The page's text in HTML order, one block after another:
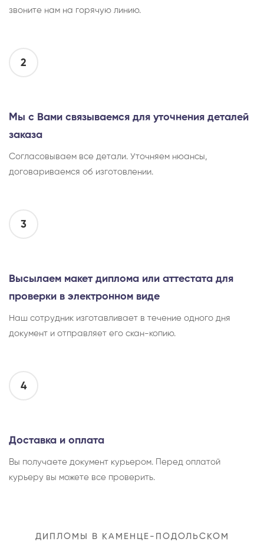
звоните нам на горячую линию.
2
Мы с Вами связываемся для уточнения деталей
заказа
Согласовываем все детали. Уточняем нюансы,
договариваемся об изготовлении.
3
Высылаем макет диплома или аттестата для
проверки в электронном виде
Наш сотрудник изготавливает в течение одного дня
документ и отправляет его скан-копию.
4
Доставка и оплата
Вы получаете документ курьером. Перед оплатой
курьеру вы можете все проверить.
ДИПЛОМЫ В КАМЕНЦЕ-ПОДОЛЬСКОМ